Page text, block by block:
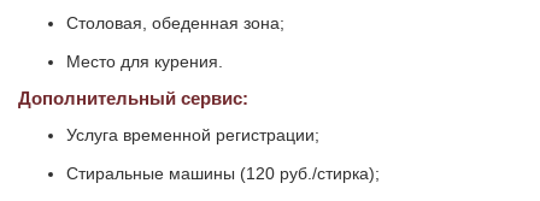
Столовая, обеденная зона;
Место для курения.
Дополнительный сервис:
Услуга временной регистрации;
Стиральные машины (120 руб./стирка);